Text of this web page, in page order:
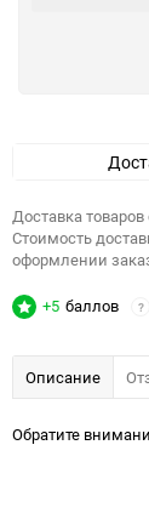
Доставка
Стоимость
оформлении
+5 баллов ?
Описание
Обратите